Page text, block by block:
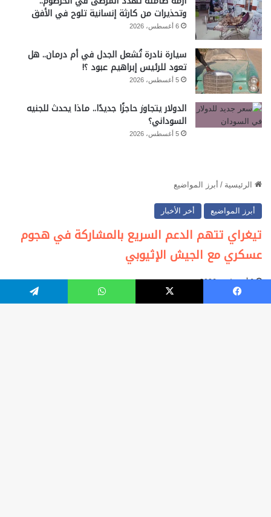
وتحذيرات من كارثة إنسانية تلوح في الأفق
6 أغسطس، 2026
سيارة نادرة تُشعل الجدل في أم درمان.. هل
تعود للرئيس إبراهيم عبود ؟!
5 أغسطس، 2026
الدولار يتجاوز حاجزًا جديدًا.. ماذا يحدث للجنيه
السوداني؟
5 أغسطس، 2026
فيسبوك ‫X واتساب تيلقرام